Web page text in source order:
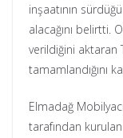
inşaatının
alacağını belirtti.
verildiğini aktaran
tamamlandığını
Elmadağ
tarafından